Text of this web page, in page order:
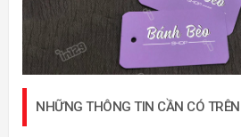
NHỮNG THÔNG TIN CẦN CÓ